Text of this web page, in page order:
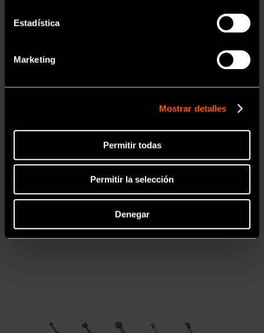
Estadística
Marketing
Mostrar detalles
Permitir todas
Permitir la selección
Denegar
V-G79 Y900167
• Para Terminación / Corte / Pulido